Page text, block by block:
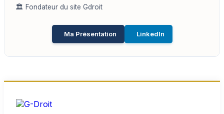
🏛️ Fondateur du site Gdroit
Ma Présentation LinkedIn